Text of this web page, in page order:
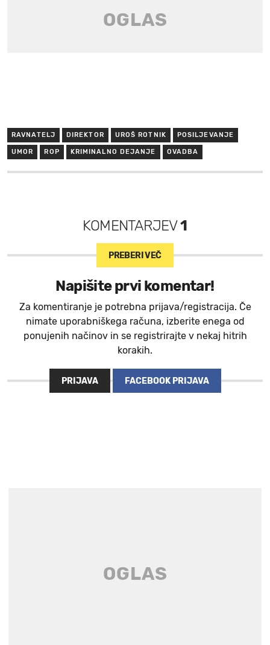
RAVNATELJ DIREKTOR UROŠ ROTNIK POSILJEVANJE
UMOR ROP KRIMINALNO DEJANJE OVADBA
KOMENTARJEV1
PREBERI VEČ
Napišite prvi komentar!
Za komentiranje je potrebna prijava/registracija. Če
nimate uporabniškega računa, izberite enega od
ponujenih načinov in se registrirajte v nekaj hitrih
korakih.
PRIJAVA FACEBOOK PRIJAVA